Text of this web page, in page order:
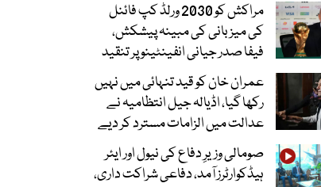
مراکش کو 2030 ورلڈ کپ فائنل
کی میزبانی کی مبینہ پیشکش،
فیفا صدر جیانی انفینٹینو پر تنقید
عمران خان کو قید تنہائی میں نہیں
رکھا گیا، اڈیالہ جیل انتظامیہ نے
عدالت میں الزامات مسترد کر دیے
صومالی وزیرِ دفاع کی نیول اور ایئر
ہیڈکوارٹرز آمد، دفاعی شراکت داری،